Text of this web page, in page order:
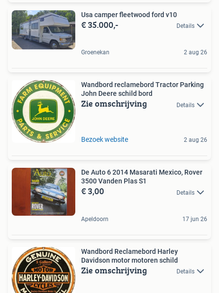
Usa camper fleetwood ford v10
€ 35.000,- Details
Groenekan 2 aug 26
Wandbord reclamebord Tractor Parking
John Deere schild bord
Zie omschrijving Details
Bezoek website 2 aug 26
De Auto 6 2014 Masarati Mexico, Rover
3500 Vanden Plas S1
€ 3,00 Details
Apeldoorn 17 jun 26
Wandbord Reclamebord Harley
Davidson motor motoren schild
Zie omschrijving Details